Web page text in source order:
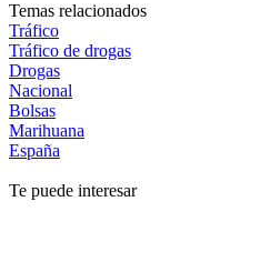
Temas relacionados
Tráfico
Tráfico de drogas
Drogas
Nacional
Bolsas
Marihuana
España
Te puede interesar